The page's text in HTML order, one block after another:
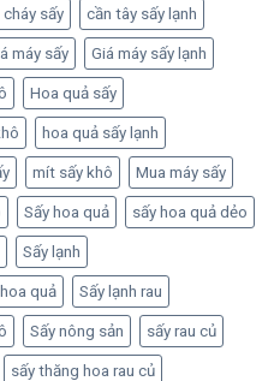
sấy cần tây sấy lạnh
máy sấy Giá máy sấy lạnh
Hoa quả sấy
hoa quả sấy lạnh
mít sấy khô Mua máy sấy
Sấy hoa quả sấy hoa quả dẻo
Sấy lạnh
quả Sấy lạnh rau
Sấy nông sản sấy rau củ
sấy thăng hoa rau củ